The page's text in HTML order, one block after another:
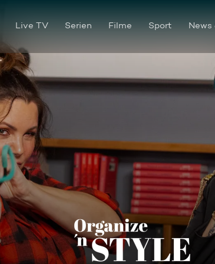
Live TV Serien Filme Sport News
Paula Lambert: